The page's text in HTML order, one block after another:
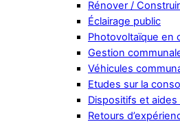
Rénover /
Éclairage public
Photovoltaïque en
Gestion
Véhicules
Etudes sur la
Dispositifs et aides
Retours